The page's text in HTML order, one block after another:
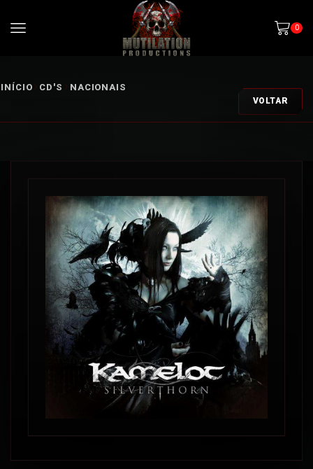
0
INÍCIO CD'S NACIONAIS
VOLTAR